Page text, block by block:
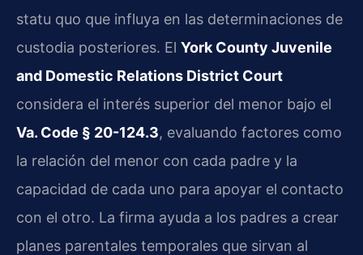
statu quo que influya en las determinaciones de
custodia posteriores. El York County Juvenile
and Domestic Relations District Court
considera el interés superior del menor bajo el
Va. Code § 20-124.3, evaluando factores como
la relación del menor con cada padre y la
capacidad de cada uno para apoyar el contacto
con el otro. La firma ayuda a los padres a crear
planes parentales temporales que sirvan al